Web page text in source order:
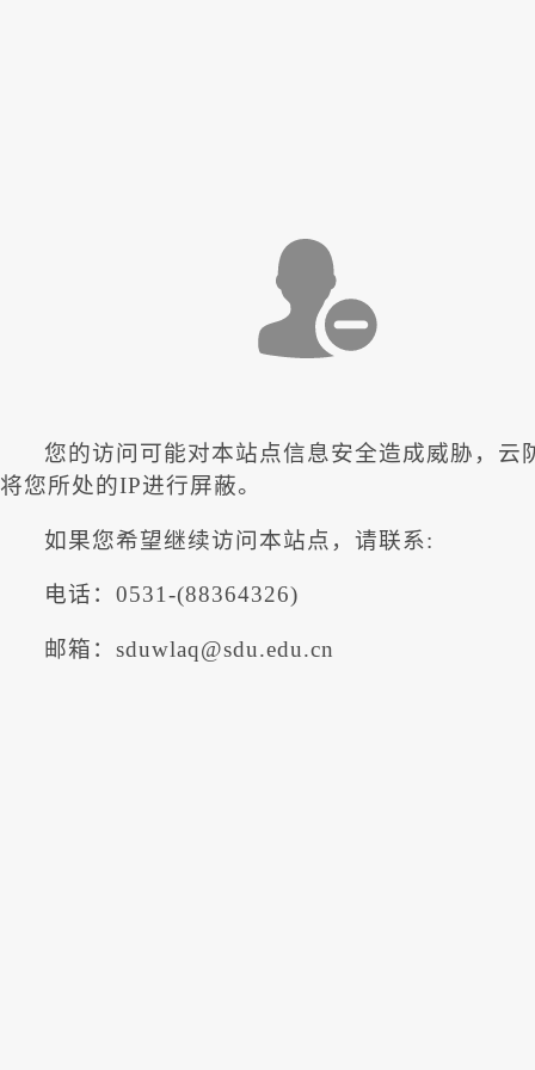
您的访问可能对本站点信息安全造成威胁，云
将您所处的IP进行屏蔽。
如果您希望继续访问本站点，请联系:
电话：0531-(88364326)
邮箱：sduwlaq@sdu.edu.cn